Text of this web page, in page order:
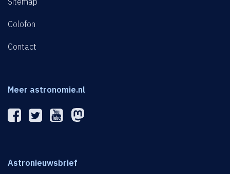
Colofon
Contact
Meer astronomie.nl
Astronieuwsbrief